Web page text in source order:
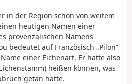
in der Region schon von weitem
heutigen Namen einer
provenzalischen Namens
bedeutet auf Französisch „Pilon”
einer Eichenart. Er hätte also
heißen können, was
getan hätte.